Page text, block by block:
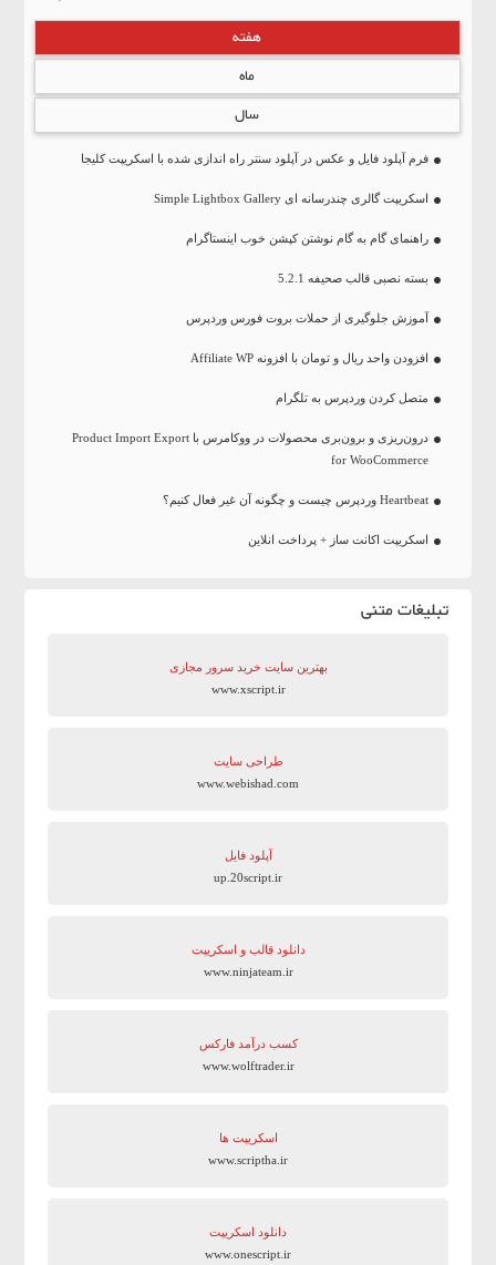
هفته
ماه
سال
فرم آپلود فایل و عکس در آپلود سنتر راه اندازی شده با اسکریپت کلیجا
اسکریپت گالری چندرسانه ای Simple Lightbox Gallery
راهنمای گام به گام نوشتن کپشن خوب اینستاگرام
بسته نصبی قالب صحیفه 5.2.1
آموزش جلوگیری از حملات بروت فورس وردپرس
افزودن واحد ریال و تومان با افزونه Affiliate WP
متصل کردن وردپرس به تلگرام
درون‌ریزی و برون‌بری محصولات در ووکامرس با Product Import Export
for WooCommerce
Heartbeat وردپرس چیست و چگونه آن غیر فعال کنیم؟
اسکریپت اکانت ساز + پرداخت انلاین
تبلیغات متنی
بهترین سایت‌ خرید سرور مجازی
www.xscript.ir
طراحی سایت
www.webishad.com
آپلود فایل
up.20script.ir
دانلود قالب و اسکریپت
www.ninjateam.ir
کسب درآمد فارکس
www.wolftrader.ir
اسکریپت ها
www.scriptha.ir
دانلود اسکریپت
www.onescript.ir